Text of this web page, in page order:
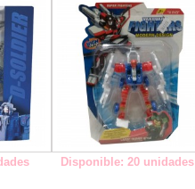
Disponible: 20 unidades